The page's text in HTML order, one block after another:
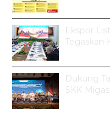
Ekspor
Tegaskan
Dukung
SKK